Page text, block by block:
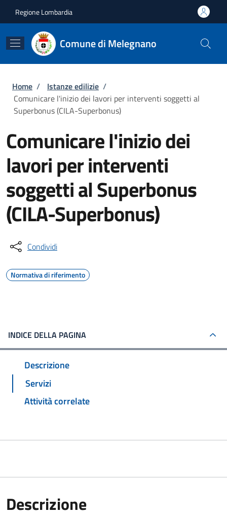
Regione Lombardia
Comune di Melegnano
Briciole di pane
Home / Istanze edilizie /
Comunicare l'inizio dei lavori per interventi soggetti al
Superbonus (CILA-Superbonus)
Comunicare l'inizio dei
lavori per interventi
soggetti al Superbonus
(CILA-Superbonus)
Condividi
Normativa di riferimento
INDICE DELLA PAGINA
Descrizione
Servizi
Attività correlate
Descrizione